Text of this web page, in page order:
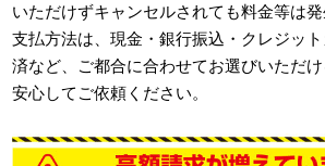
いただけずキャンセルされても料金等は
支払方法は、現金・銀行振込・クレジッ
済など、ご都合に合わせてお選びいただ
安心してご依頼ください。